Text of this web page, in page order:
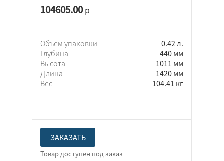
104605.00р
Объем упаковки
0.42 л.
Глубина
440 мм
Высота
1011 мм
Длина
1420 мм
Вес
104.41 кг
ЗАКАЗАТЬ